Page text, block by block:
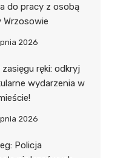
do pracy z osobą
Wrzosowie
2026
ręki: odkryj
wydarzenia w
2026
Policja